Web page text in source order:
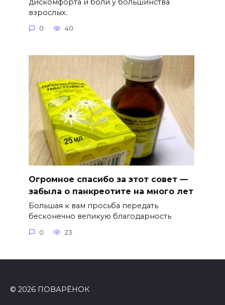
дискомфорта и боли у большинства
взрослых.
0 40
Огромное спасибо за этот совет —
забыла о панкреотите на много лет
Большая к вам просьба передать
бесконечно великую благодарность
0 23
© 2026 ПОВАРЁНОК